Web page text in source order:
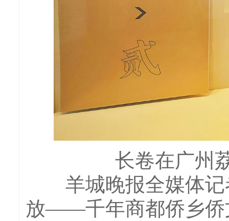
长卷在广州
羊城晚报全媒体记
放——千年商都侨乡侨